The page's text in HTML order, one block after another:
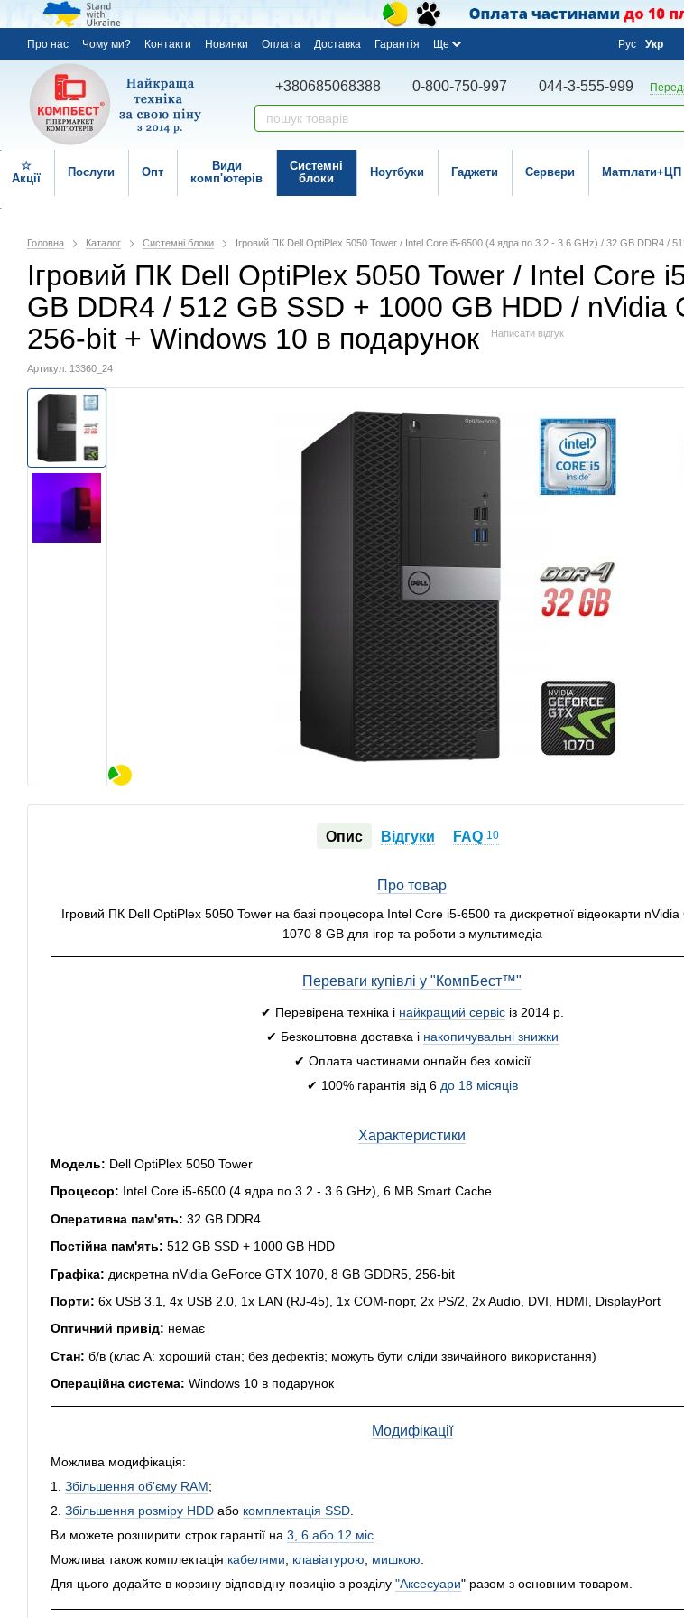
Про нас Чому ми? Контакти Новинки Оплата Доставка Гарантія Ще Рус Укр
+380685068388 0-800-750-997 044-3-555-999
☆
Акції
Послуги Опт
Види
комп'ютерів
Системні
блоки
Ноутбуки Гаджети Сервери Матплати+ЦП
Головна Каталог Системні блоки Ігровий ПК Dell OptiPlex 5050 Tower / Intel Core i5-6500 (4 ядра по 3.2 - 3.6 GHz) / 32 GB DDR4 /
Ігровий ПК Dell OptiPlex 5050 Tower / Intel Core
GB DDR4 / 512 GB SSD + 1000 GB HDD /
256-bit + Windows 10 в подарунок
Написати відгук
Артикул: 13360_24
Опис Відгуки FAQ 10
Про товар
Ігровий ПК Dell OptiPlex 5050 Tower на базі процесора Intel Core i5-6500 та дискретної відеокарти
1070 8 GB для ігор та роботи з мультимедіа
Переваги купівлі у "КомпБест™"
✔ Перевірена техніка і найкращий сервісіз 2014 р.
✔ Безкоштовна доставка і накопичувальні знижки
✔ Оплата частинами онлайн без комісії
✔ 100% гарантія від 6 до 18 місяців
Характеристики
Модель: Dell OptiPlex 5050 Tower
Процесор: Intel Core i5-6500 (4 ядра по 3.2 - 3.6 GHz), 6 MB Smart Cache
Оперативна пам'ять: 32 GB DDR4
Постійна пам'ять: 512 GB SSD + 1000 GB HDD
Графіка: дискретна nVidia GeForce GTX 1070, 8 GB GDDR5, 256-bit
Порти: 6x USB 3.1, 4x USB 2.0, 1x LAN (RJ-45), 1x COM-порт, 2x PS/2, 2x Audio, DVI, HDMI, DisplayPort
Оптичний привід: немає
Стан: б/в (клас А: хороший стан; без дефектів; можуть бути сліди звичайного використання)
Операційна система: Windows 10 в подарунок
Модифікації
Можлива модифікація:
1. Збільшення об'єму RAM;
2. Збільшення розміру HDD або комплектація SSD
Ви можете розширити строк гарантії на 3, 6 або 12 міс
Можлива також комплектація кабелями клавіатурою мишкою
Для цього додайте в корзину відповідну позицію з розділу "Аксесуари" разом з основним товаром.